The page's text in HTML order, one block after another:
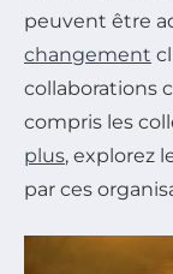
peuvent être
changement
collaborations
compris les
plus, explorez
par ces